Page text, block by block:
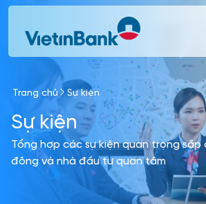
Skip to Main Content
Trang chủ Sự kiện
Sự kiện
Tổng hợp các sự kiện quan trọng sắp
đông và nhà đầu tư quan tâm